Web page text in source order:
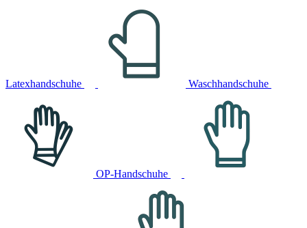
Latexhandschuhe Waschhandschuhe
OP-Handschuhe